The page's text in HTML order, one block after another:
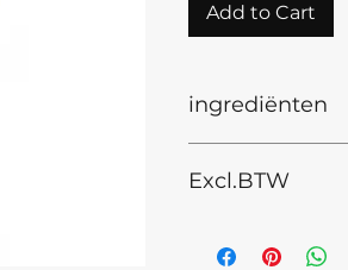
Add to Cart
ingrediënten
Dimeticone,
cause an allergic
Excl.BTW